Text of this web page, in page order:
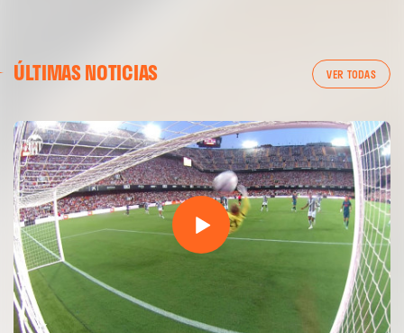
ÚLTIMAS NOTICIAS VER TODAS